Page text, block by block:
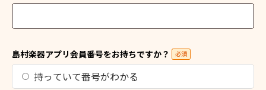
島村楽器アプリ会員番号をお持ちですか？ 必須
持っていて番号がわかる